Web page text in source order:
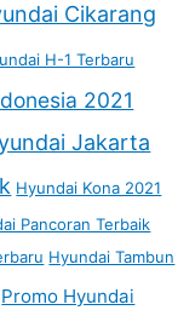
Cikarang
H-1 Terbaru
2021
Jakarta
Hyundai Kona 2021
Pancoran Terbaik
Hyundai Tambun
Promo Hyundai